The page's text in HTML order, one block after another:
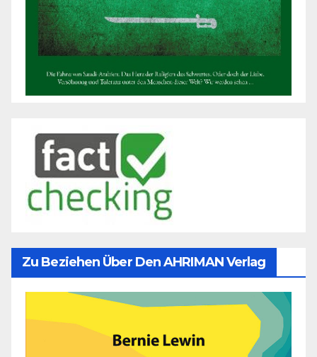
Zu Beziehen Über Den AHRIMAN Verlag